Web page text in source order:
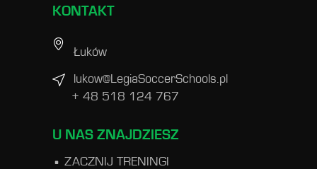
KONTAKT
Łuków
lukow@LegiaSoccerSchools.pl
+ 48 518 124 767
U NAS ZNAJDZIESZ
ZACZNIJ TRENINGI